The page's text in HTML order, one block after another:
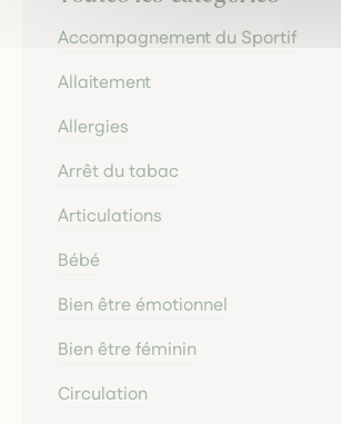
Accompagnement du Sportif
Allaitement
Allergies
Arrêt du tabac
Articulations
Bébé
Bien être émotionnel
Bien être féminin
Circulation